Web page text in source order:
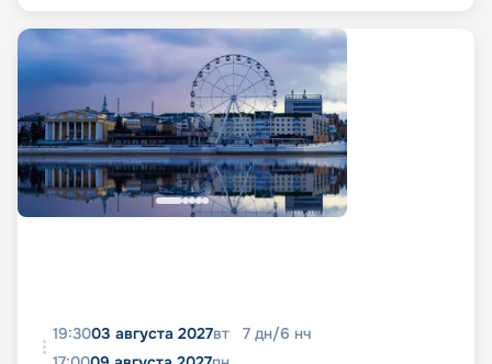
19:3003 августа 2027вт 7 дн/6 нч